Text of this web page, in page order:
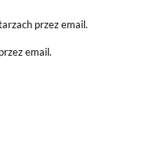
przez email.
email.